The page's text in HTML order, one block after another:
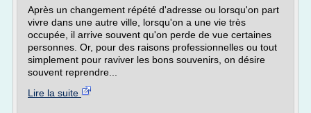
Après un changement répété d'adresse ou lorsqu'on part
vivre dans une autre ville, lorsqu'on a une vie très
occupée, il arrive souvent qu'on perde de vue certaines
personnes. Or, pour des raisons professionnelles ou tout
simplement pour raviver les bons souvenirs, on désire
souvent reprendre...
Lire la suite